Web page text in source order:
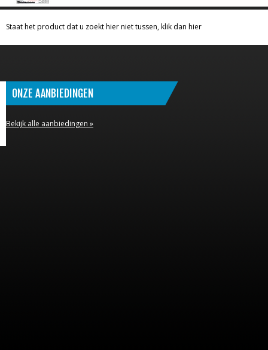
Staat het product dat u zoekt hier niet tussen, klik dan hier
ONZE AANBIEDINGEN
Bekijk alle aanbiedingen »